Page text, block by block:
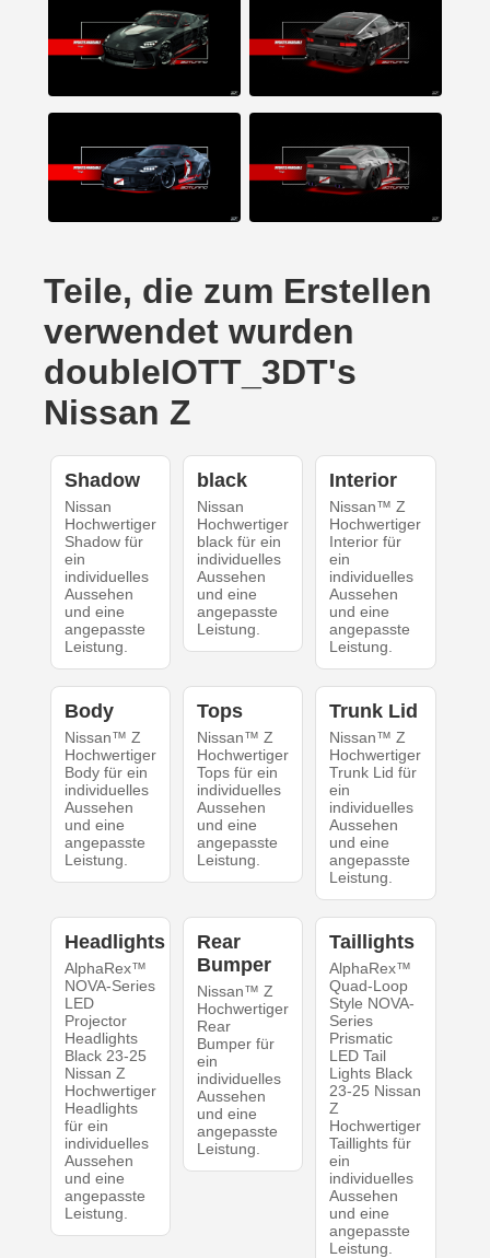
Teile, die zum Erstellen
verwendet wurden
doubleIOTT_3DT's
Nissan Z
Shadow
Nissan
Hochwertiger
Shadow für
ein
individuelles
Aussehen
und eine
angepasste
Leistung.
black
Nissan
Hochwertiger
black für ein
individuelles
Aussehen
und eine
angepasste
Leistung.
Interior
Nissan™ Z
Hochwertiger
Interior für
ein
individuelles
Aussehen
und eine
angepasste
Leistung.
Body
Nissan™ Z
Hochwertiger
Body für ein
individuelles
Aussehen
und eine
angepasste
Leistung.
Tops
Nissan™ Z
Hochwertiger
Tops für ein
individuelles
Aussehen
und eine
angepasste
Leistung.
Trunk Lid
Nissan™ Z
Hochwertiger
Trunk Lid für
ein
individuelles
Aussehen
und eine
angepasste
Leistung.
Headlights
AlphaRex™
NOVA-Series
LED
Projector
Headlights
Black 23-25
Nissan Z
Hochwertiger
Headlights
für ein
individuelles
Aussehen
und eine
angepasste
Leistung.
Rear
Bumper
Nissan™ Z
Hochwertiger
Rear
Bumper für
ein
individuelles
Aussehen
und eine
angepasste
Leistung.
Taillights
AlphaRex™
Quad-Loop
Style NOVA-
Series
Prismatic
LED Tail
Lights Black
23-25 Nissan
Z
Hochwertiger
Taillights für
ein
individuelles
Aussehen
und eine
angepasste
Leistung.